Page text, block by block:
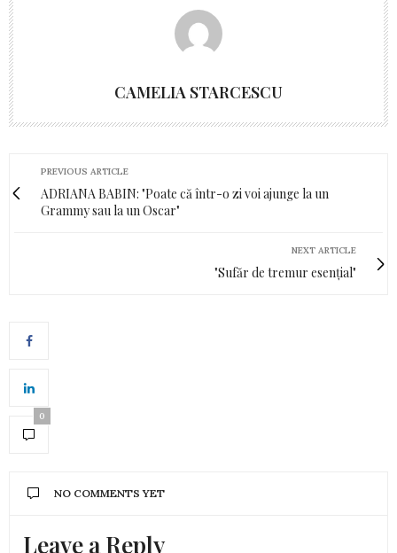
CAMELIA STARCESCU
PREVIOUS ARTICLE
ADRIANA BABIN: "Poate că într-o zi voi ajunge la un
Grammy sau la un Oscar"
NEXT ARTICLE
"Sufăr de tremur esențial"
0
NO COMMENTS YET
Leave a Reply